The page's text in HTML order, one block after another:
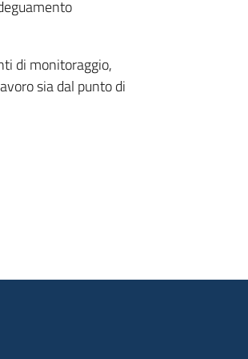
di monitoraggio,
sia dal punto di